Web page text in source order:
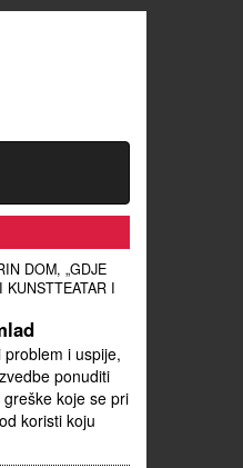
DOM, „GDJE
KUNSTTEATAR I
i uspije,
ponuditi
koje se pri
koristi koju